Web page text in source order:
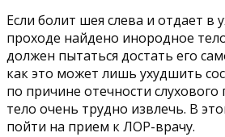
Если болит шея слева и отдает в
проходе найдено инородное
должен пытаться достать его
как это может лишь ухудшить
по причине отечности
тело очень трудно извлечь. В
пойти на прием к ЛОР-врачу.